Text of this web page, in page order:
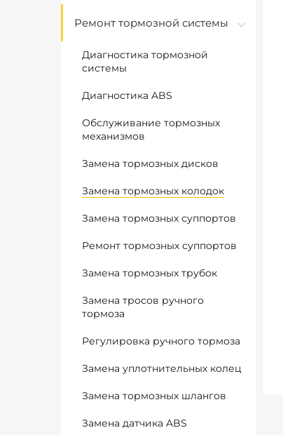
Ремонт тормозной системы
Диагностика тормозной
системы
Диагностика ABS
Обслуживание тормозных
механизмов
Замена тормозных дисков
Замена тормозных колодок
Замена тормозных суппортов
Ремонт тормозных суппортов
Замена тормозных трубок
Замена тросов ручного
тормоза
Регулировка ручного тормоза
Замена уплотнительных колец
Замена тормозных шлангов
Замена датчика ABS